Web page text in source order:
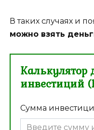
В таких случаях и
можно взять
Калькулятор
инвестиций
Сумма